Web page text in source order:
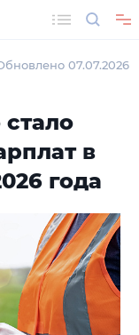
07.07.2026
в
года